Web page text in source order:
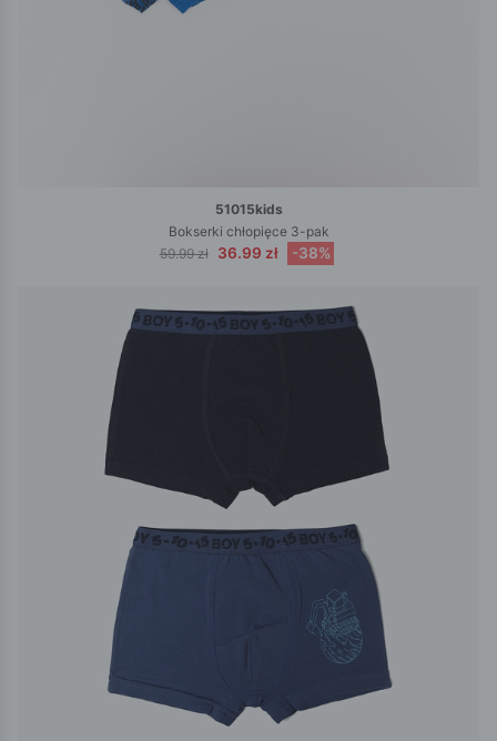
51015kids
Bokserki chłopięce 3-pak
59.99 zł
36.99 zł -38%